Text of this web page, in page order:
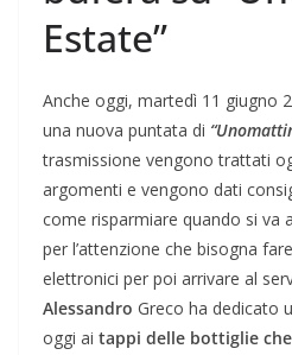
Estate”
Anche oggi, martedì 11 giugno
una nuova puntata di
trasmissione vengono trattati
argomenti e vengono dati
come risparmiare quando si va
per l’attenzione che bisogna
elettronici per poi arrivare al
Alessandro Greco ha dedicato
oggi ai tappi delle bottiglie